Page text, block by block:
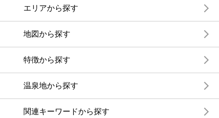
エリアから探す
地図から探す
特徴から探す
温泉地から探す
関連キーワードから探す